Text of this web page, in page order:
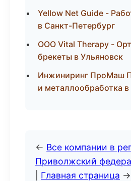
Yellow Net Guide -
в Санкт-Петербург
ООО Vital Therapy -
брекеты в Ульяновск
Инжиниринг ПроМаш
и металлообработка
← Все компании в
Приволжский
Главная страница →